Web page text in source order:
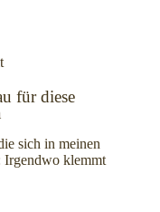
für diese
sich in meinen
Irgendwo klemmt